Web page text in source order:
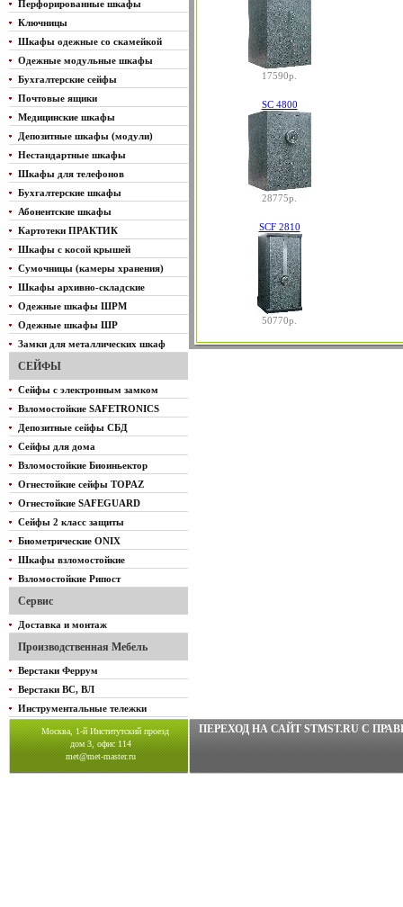
Перфорированные шкафы
Ключницы
Шкафы одежные со скамейкой
Одежные модульные шкафы
Бухгалтерские сейфы
Почтовые ящики
Медицинские шкафы
Депозитные шкафы (модули)
Нестандартные шкафы
Шкафы для телефонов
Бухгалтерские шкафы
Абонентские шкафы
Картотеки ПРАКТИК
Шкафы с косой крышей
Сумочницы (камеры хранения)
Шкафы архивно-складские
Одежные шкафы ШРМ
Одежные шкафы ШР
Замки для металлических шкаф
СЕЙФЫ
Сейфы с электронным замком
Взломостойкие SAFETRONICS
Депозитные сейфы СБД
Сейфы для дома
Взломостойкие Биоиньектор
Огнестойкие сейфы TOPAZ
Огнестойкие SAFEGUARD
Сейфы 2 класс защиты
Биометрические ONIX
Шкафы взломостойкие
Взломостойкие Рипост
Сервис
Доставка и монтаж
Производственная Мебель
Верстаки Феррум
Верстаки ВС, ВЛ
Инструментальные тележки
17590р.
SC 4800
28775р.
SCF 2810
50770р.
Москва, 1-й Институтский проезд
дом 3, офис 114
met@met-master.ru
ПЕРЕХОД НА САЙТ STMST.RU C